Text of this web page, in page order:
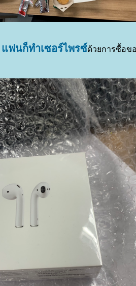
ฟนก็ทำเซอร์ไพรซ์ด้วยการซื้อข